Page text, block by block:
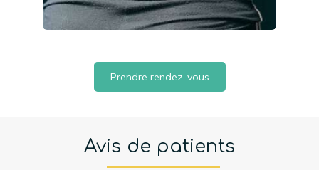
Prendre rendez-vous
Avis de patients